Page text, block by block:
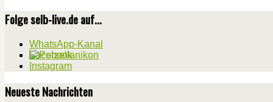
Folge selb-live.de auf...
WhatsApp-Kanal
Facebook
Instagram
Neueste Nachrichten